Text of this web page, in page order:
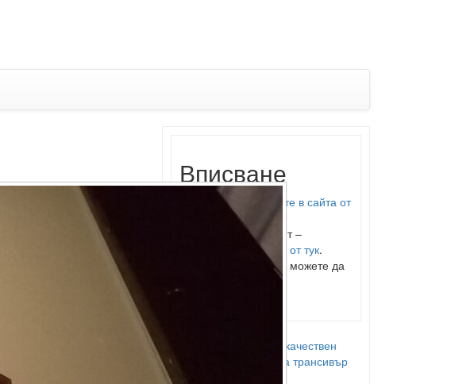
Вписване
Можете да
влезете в сайта от
Ако нямате акаунт –
регистрирайте се от тук.
админ панела
можете да
качвате снимки и
Самоделен висококачествен
ръчен микрофон за трансивър